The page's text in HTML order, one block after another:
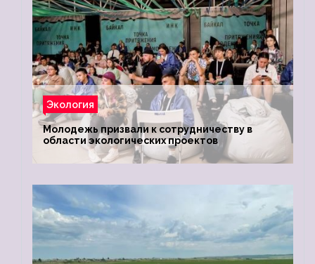
Экология
Молодежь призвали к сотрудничеству в
области экологических проектов